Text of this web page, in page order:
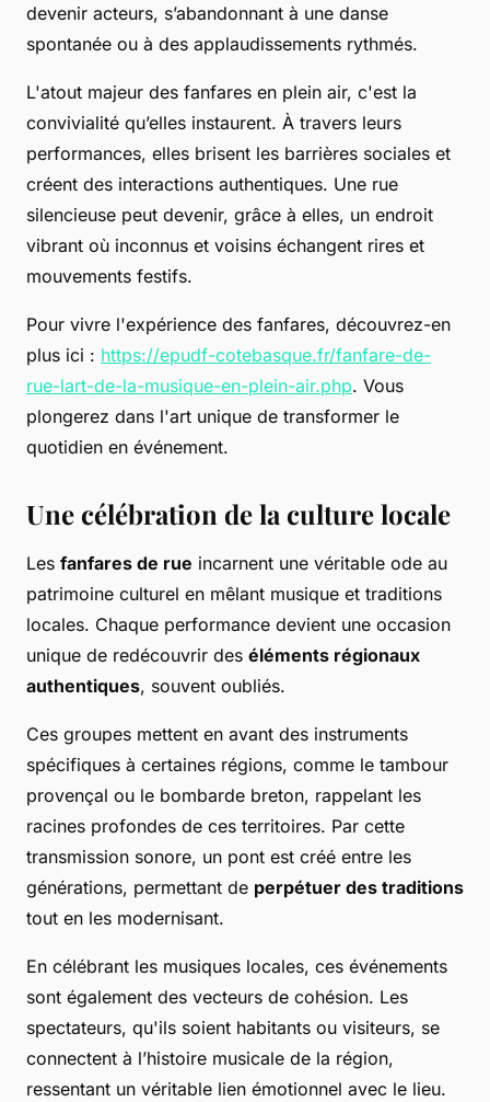
devenir acteurs, s’abandonnant à une danse
spontanée ou à des applaudissements rythmés.
L'atout majeur des fanfares en plein air, c'est la
convivialité qu’elles instaurent. À travers leurs
performances, elles brisent les barrières sociales et
créent des interactions authentiques. Une rue
silencieuse peut devenir, grâce à elles, un endroit
vibrant où inconnus et voisins échangent rires et
mouvements festifs.
Pour vivre l'expérience des fanfares, découvrez-en
plus ici : https://epudf-cotebasque.fr/fanfare-de-
rue-lart-de-la-musique-en-plein-air.php. Vous
plongerez dans l'art unique de transformer le
quotidien en événement.
Une célébration de la culture locale
Les fanfares de rue incarnent une véritable ode au
patrimoine culturel en mêlant musique et traditions
locales. Chaque performance devient une occasion
unique de redécouvrir des éléments régionaux
authentiques, souvent oubliés.
Ces groupes mettent en avant des instruments
spécifiques à certaines régions, comme le tambour
provençal ou le bombarde breton, rappelant les
racines profondes de ces territoires. Par cette
transmission sonore, un pont est créé entre les
générations, permettant de perpétuer des traditions
tout en les modernisant.
En célébrant les musiques locales, ces événements
sont également des vecteurs de cohésion. Les
spectateurs, qu'ils soient habitants ou visiteurs, se
connectent à l’histoire musicale de la région,
ressentant un véritable lien émotionnel avec le lieu.